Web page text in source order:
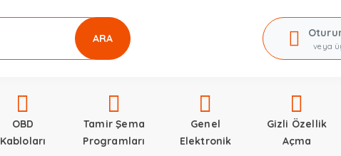
ARA
veya
OBD
Kabloları
Tamir Şema
Programları
Genel
Elektronik
Gizli Özellik
Açma